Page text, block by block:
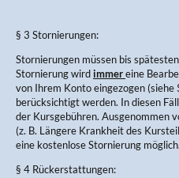
§ 3 Stornierungen:
Stornierungen müssen bis
Stornierung wirdimmereine
von Ihrem Konto eingezogen
berücksichtigt werden. In diesen
der Kursgebühren. Ausgenommen
(z. B. Längere Krankheit des
eine kostenlose Stornierung möglich.
§ 4 Rückerstattungen: